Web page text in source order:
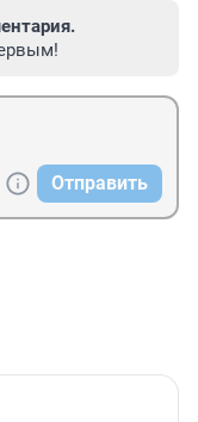
Отправить